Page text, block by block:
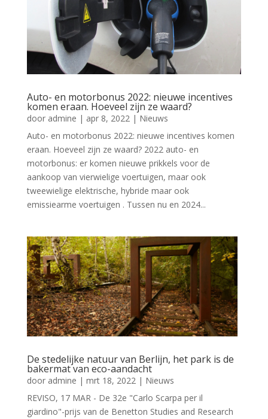
Auto- en motorbonus 2022: nieuwe incentives
komen eraan. Hoeveel zijn ze waard?
door admine | apr 8, 2022| Nieuws
Auto- en motorbonus 2022: nieuwe incentives komen
eraan. Hoeveel zijn ze waard? 2022 auto- en
motorbonus: er komen nieuwe prikkels voor de
aankoop van vierwielige voertuigen, maar ook
tweewielige elektrische, hybride maar ook
emissiearme voertuigen . Tussen nu en 2024...
De stedelijke natuur van Berlijn, het park is de
bakermat van eco-aandacht
door admine | mrt 18, 2022| Nieuws
REVISO, 17 MAR - De 32e "Carlo Scarpa per il
giardino"-prijs van de Benetton Studies and Research